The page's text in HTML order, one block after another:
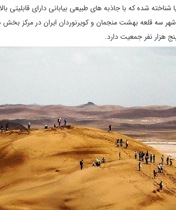
شناخته شده كه با جاذبه های طبيعی بيابانی دارای قابليتی
مسير دسترسی 37 كيلومتر است، شهر سه قلعه بهشت منجمان و كويرنوردان
هزار نفر جمعيت دارد.